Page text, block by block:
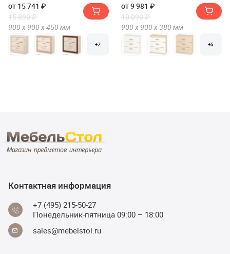
от 15 741 ₽
15 890 ₽
900 х 900 х450 мм
+7
от 9 981 ₽
10 090 ₽
900 х 900 х380 мм
+5
Контактная информация
+7 (495) 215-50-27
Понедельник-пятница 09:00 – 18:00
sales@mebelstol.ru